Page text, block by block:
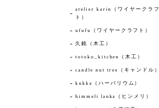
atelier karin（ワイヤークラフ
ト）
ufufu（ワイヤークラフト）
久銘（木工）
totoko_kitchen（木工）
candle nut tree（キャンドル）
kukka（ハーバリウム）
himmeli lanka（ヒンメリ）